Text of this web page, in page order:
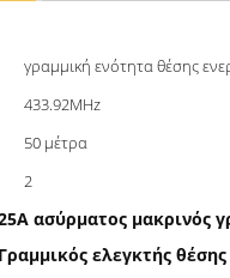
γραμμική ενότητα θέσης
433.92MHz
50 μέτρα
2
ασύρματος μακρινός
Γραμμικός ελεγκτής